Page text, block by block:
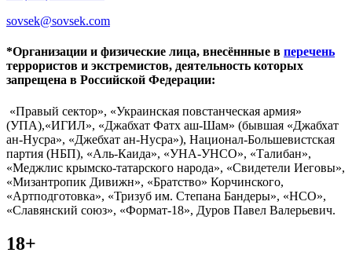
sovsek@sovsek.com
*Организации и физические лица, внесённные в перечень
террористов и экстремистов, деятельность которых
запрещена в Российской Федерации:
«Правый сектор», «Украинская повстанческая армия»
(УПА),«ИГИЛ», «Джабхат Фатх аш-Шам» (бывшая «Джабхат
ан-Нусра», «Джебхат ан-Нусра»), Национал-Большевистская
партия (НБП), «Аль-Каида», «УНА-УНСО», «Талибан»,
«Меджлис крымско-татарского народа», «Свидетели Иеговы»,
«Мизантропик Дивижн», «Братство» Корчинского,
«Артподготовка», «Тризуб им. Степана Бандеры», «НСО»,
«Славянский союз», «Формат-18», Дуров Павел Валерьевич.
18+